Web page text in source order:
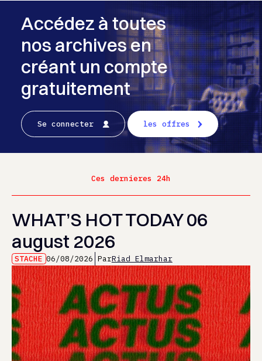
Accédez à toutes
nos archives en
créant un compte
gratuitement
Se connecter les offres
Ces dernieres 24h
WHAT’S HOT TODAY 06
august 2026
STACHE 06/08/2026 ParRiad Elmarhar